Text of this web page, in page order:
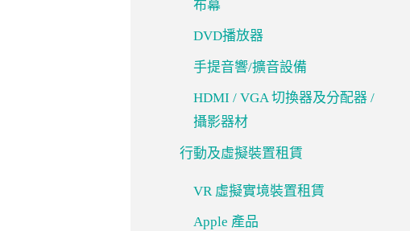
布幕
DVD播放器
手提音響/擴音設備
HDMI / VGA 切換器及分配器 /
攝影器材
行動及虛擬裝置租賃
VR 虛擬實境裝置租賃
Apple 產品